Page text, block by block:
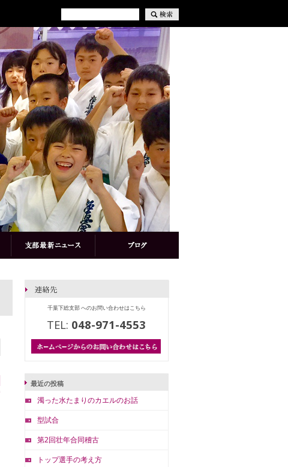
千葉下総支部 へのお問い合わせはこちら
TEL: 048-971-4553
最近の投稿
濁った水たまりのカエルのお話
型試合
第2回壮年合同稽古
トップ選手の考え方